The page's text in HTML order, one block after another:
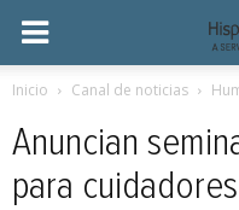
Inicio Canal de noticias
Anuncian
para